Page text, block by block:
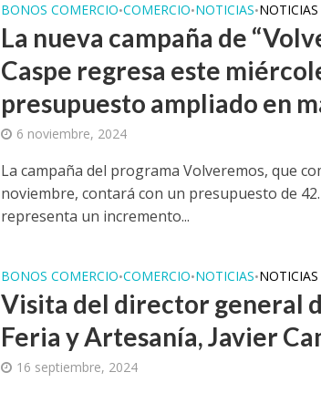
BONOS COMERCIO•COMERCIO•NOTICIAS•
La nueva campaña de
Caspe regresa este
presupuesto ampliado en
6 noviembre, 2024
La campaña del programa Volveremos, que
noviembre, contará con un presupuesto de
representa un incremento...
BONOS COMERCIO•COMERCIO•NOTICIAS•
Visita del director general
Feria y Artesanía, Javier
16 septiembre, 2024